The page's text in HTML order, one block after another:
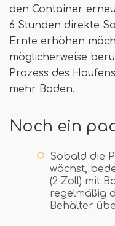
den Container
6 Stunden direkte
Ernte erhöhen
möglicherweise
Prozess des
mehr Boden.
Noch ein
Sobald die
wächst,
(2 Zoll) mit
regelmäßig
Behälter